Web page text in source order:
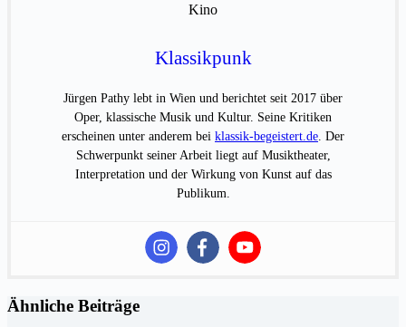
Klassikpunk
Jürgen Pathy lebt in Wien und berichtet seit 2017 über
Oper, klassische Musik und Kultur. Seine Kritiken
erscheinen unter anderem bei klassik-begeistert.de. Der
Schwerpunkt seiner Arbeit liegt auf Musiktheater,
Interpretation und der Wirkung von Kunst auf das
Publikum.
Ähnliche Beiträge